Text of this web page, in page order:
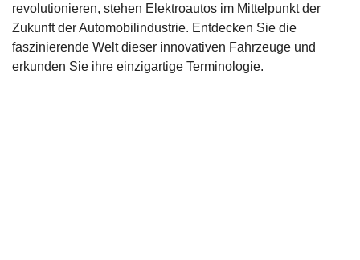
revolutionieren, stehen Elektroautos im Mittelpunkt der
Zukunft der Automobilindustrie. Entdecken Sie die
faszinierende Welt dieser innovativen Fahrzeuge und
erkunden Sie ihre einzigartige Terminologie.